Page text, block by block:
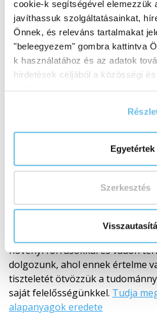
cookie-k segítségével elemezzük
javíthassuk szolgáltatásainkat,
Önnek, és releváns tartalmakat
"beleegyezem" gombra kattintva
k használatához és az adatok
hirdetések céljából a közösségi
Egyetértek
Szerkesztés
Minőségi alapanyagok
nyersanyag eredeténél kezdődik.
választjuk ki a beszállítókat,
eredetet, a feldolgozási módot
növényi forrásokkal és vadon
dolgozunk, ahol ennek értelme
tiszteletét ötvözzük a
saját felelősségünkkel. Tudja
alapanyagok eredete